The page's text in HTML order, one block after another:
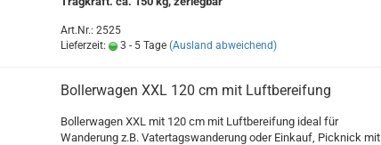
Art.Nr.: 2525
Lieferzeit:
3 - 5 Tage (Ausland abweichend)
Bollerwagen XXL 120 cm mit Luftbereifung
Bollerwagen XXL mit 120 cm mit Luftbereifung ideal für
Wanderung z.B. Vatertagswanderung oder Einkauf, Picknick mit